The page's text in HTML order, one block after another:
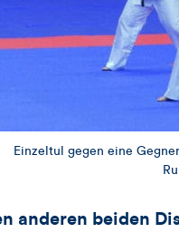
Einzeltul gegen eine
anderen beiden